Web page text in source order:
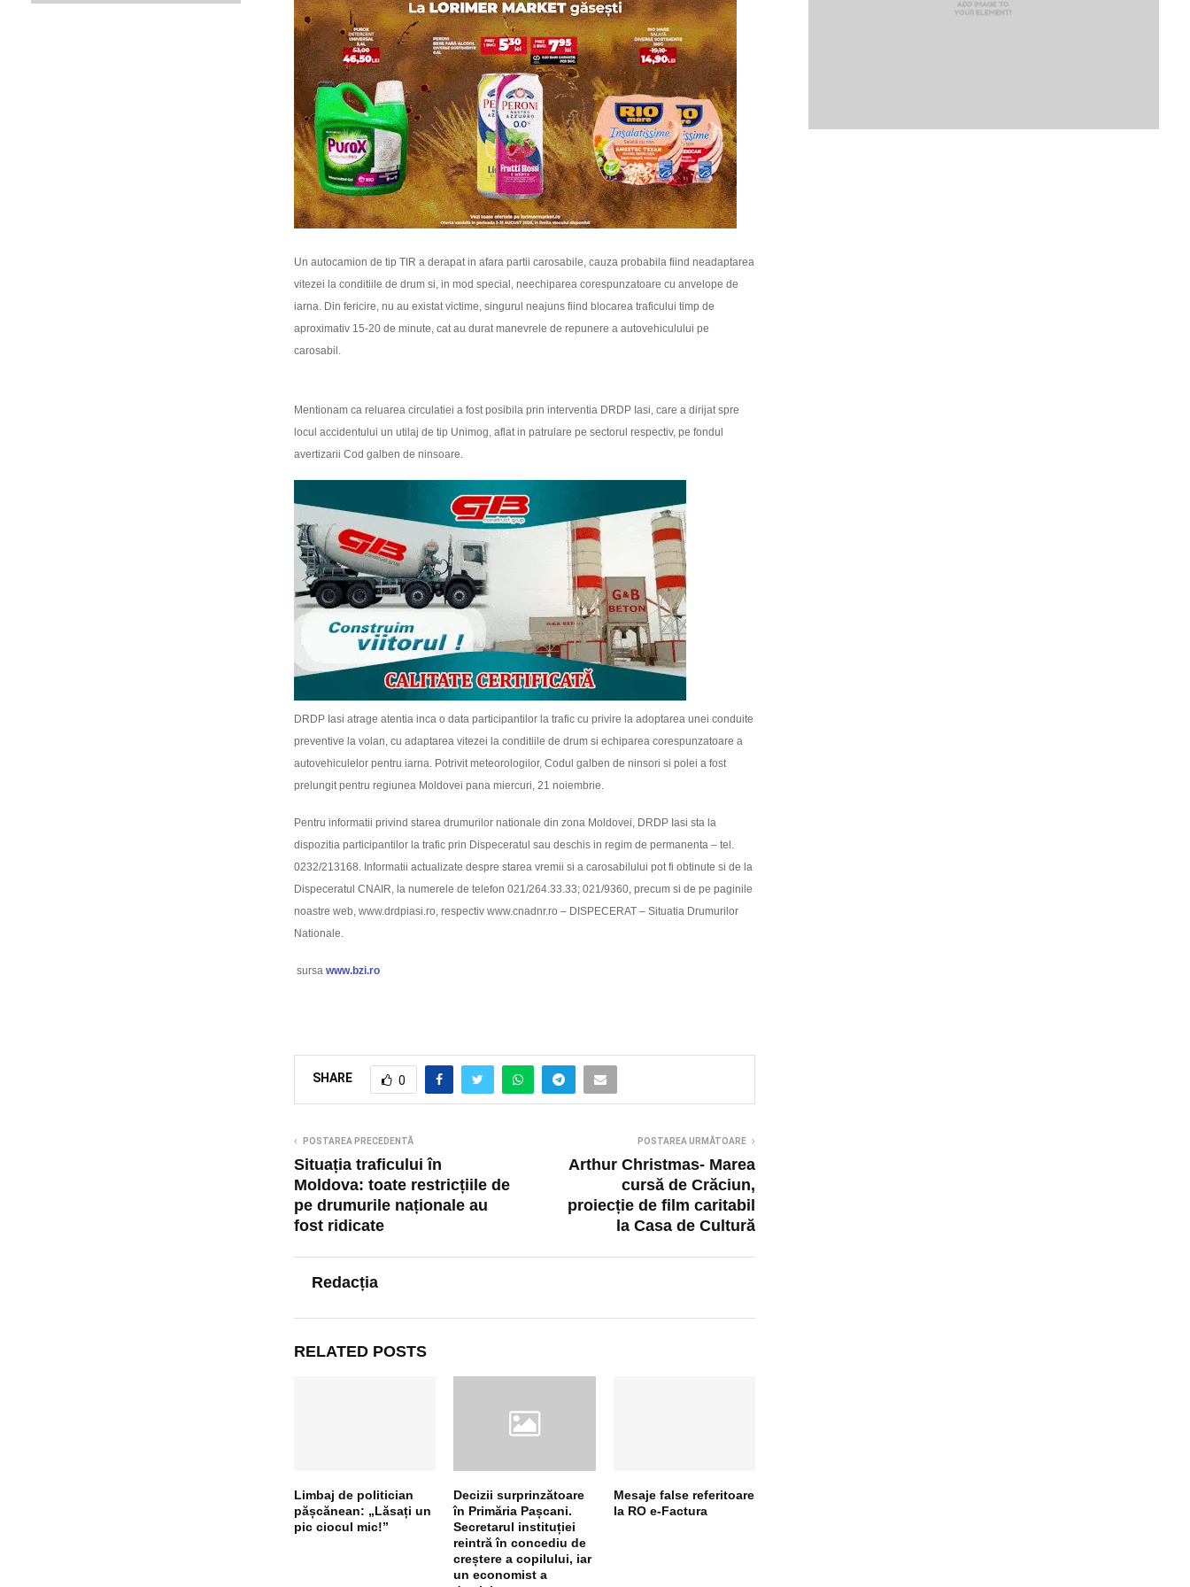
Un autocamion de tip TIR a derapat in afara partii carosabile, cauza probabila fiind neadaptarea
vitezei la conditiile de drum si, in mod special, neechiparea corespunzatoare cu anvelope de
iarna. Din fericire, nu au existat victime, singurul neajuns fiind blocarea traficului timp de
aproximativ 15-20 de minute, cat au durat manevrele de repunere a autovehiculului pe
carosabil.
Mentionam ca reluarea circulatiei a fost posibila prin interventia DRDP Iasi, care a dirijat spre
locul accidentului un utilaj de tip Unimog, aflat in patrulare pe sectorul respectiv, pe fondul
avertizarii Cod galben de ninsoare.
DRDP Iasi atrage atentia inca o data participantilor la trafic cu privire la adoptarea unei conduite
preventive la volan, cu adaptarea vitezei la conditiile de drum si echiparea corespunzatoare a
autovehiculelor pentru iarna. Potrivit meteorologilor, Codul galben de ninsori si polei a fost
prelungit pentru regiunea Moldovei pana miercuri, 21 noiembrie.
Pentru informatii privind starea drumurilor nationale din zona Moldovei, DRDP Iasi sta la
dispozitia participantilor la trafic prin Dispeceratul sau deschis in regim de permanenta – tel.
0232/213168. Informatii actualizate despre starea vremii si a carosabilului pot fi obtinute si de la
Dispeceratul CNAIR, la numerele de telefon 021/264.33.33; 021/9360, precum si de pe paginile
noastre web, www.drdpiasi.ro, respectiv www.cnadnr.ro – DISPECERAT – Situatia Drumurilor
Nationale.
sursa www.bzi.ro
SHARE 0
POSTAREA PRECEDENTĂ
Situația traficului în
Moldova: toate restricțiile de
pe drumurile naționale au
fost ridicate
POSTAREA URMĂTOARE
Arthur Christmas- Marea
cursă de Crăciun,
proiecție de film caritabil
la Casa de Cultură
Redacția
RELATED POSTS
Limbaj de politician
pășcănean: „Lăsați un
pic ciocul mic!”
Decizii surprinzătoare
în Primăria Pașcani.
Secretarul instituției
reintră în concediu de
creștere a copilului, iar
un economist a
Mesaje false referitoare
la RO e-Factura